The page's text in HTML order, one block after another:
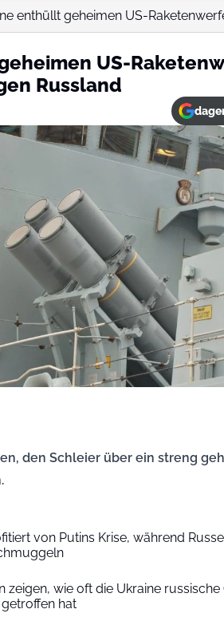
enthüllt geheimen US-
US-
Russland
den Schleier über ein streng
von Putins Krise, während
zeigen, wie oft die Ukraine
hat